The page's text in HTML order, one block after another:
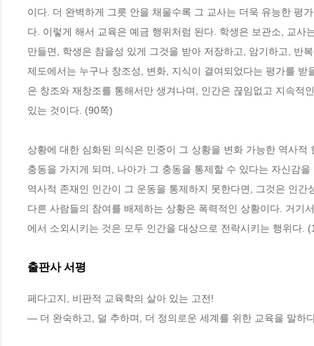
이다. 더 완벽하게 그릇 안을 채울수록 그 교사는 더욱 유능한 평
다. 이렇게 해서 교육은 예금 행위처럼 된다. 학생은 보관소, 교
만들면, 학생은 참을성 있게 그것을 받아 저장하고, 암기하고, 반
제도에서는 누구나 창조성, 변화, 지식이 결여되었다는 평가를
은 창조와 재창조를 통해서만 생겨나며, 인간은 끊임없고 지속적
있는 것이다. (90쪽)
상황에 대한 심화된 의식은 민중이 그 상황을 변화 가능한 역사
충동을 가지게 되며, 나아가 그 충동을 통제할 수 있다는 자신감
역사적 존재인 인간이 그 운동을 통제하지 못한다면, 그것은 인
다른 사람들의 참여를 배제하는 상황은 폭력적인 상황이다. 거기
에서 소외시키는 것은 모두 인간을 대상으로 전락시키는 행위다.
출판사 서평
페다고지, 비판적 교육학의 살아 있는 고전!
― 더 완숙하고, 덜 추하며, 더 정의로운 세계를 위한 교육을 말하